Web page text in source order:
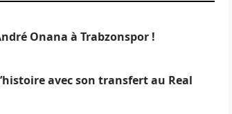
Onana à Trabzonspor !
avec son transfert au Real